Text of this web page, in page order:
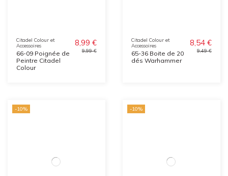
Citadel Colour et
Accessoires
66-09 Poignée de
Peintre Citadel
Colour
8,99 €
9,99 €
Citadel Colour et
Accessoires
65-36 Boite de 20
dés Warhammer
8,54 €
9,49 €
-10% -10%